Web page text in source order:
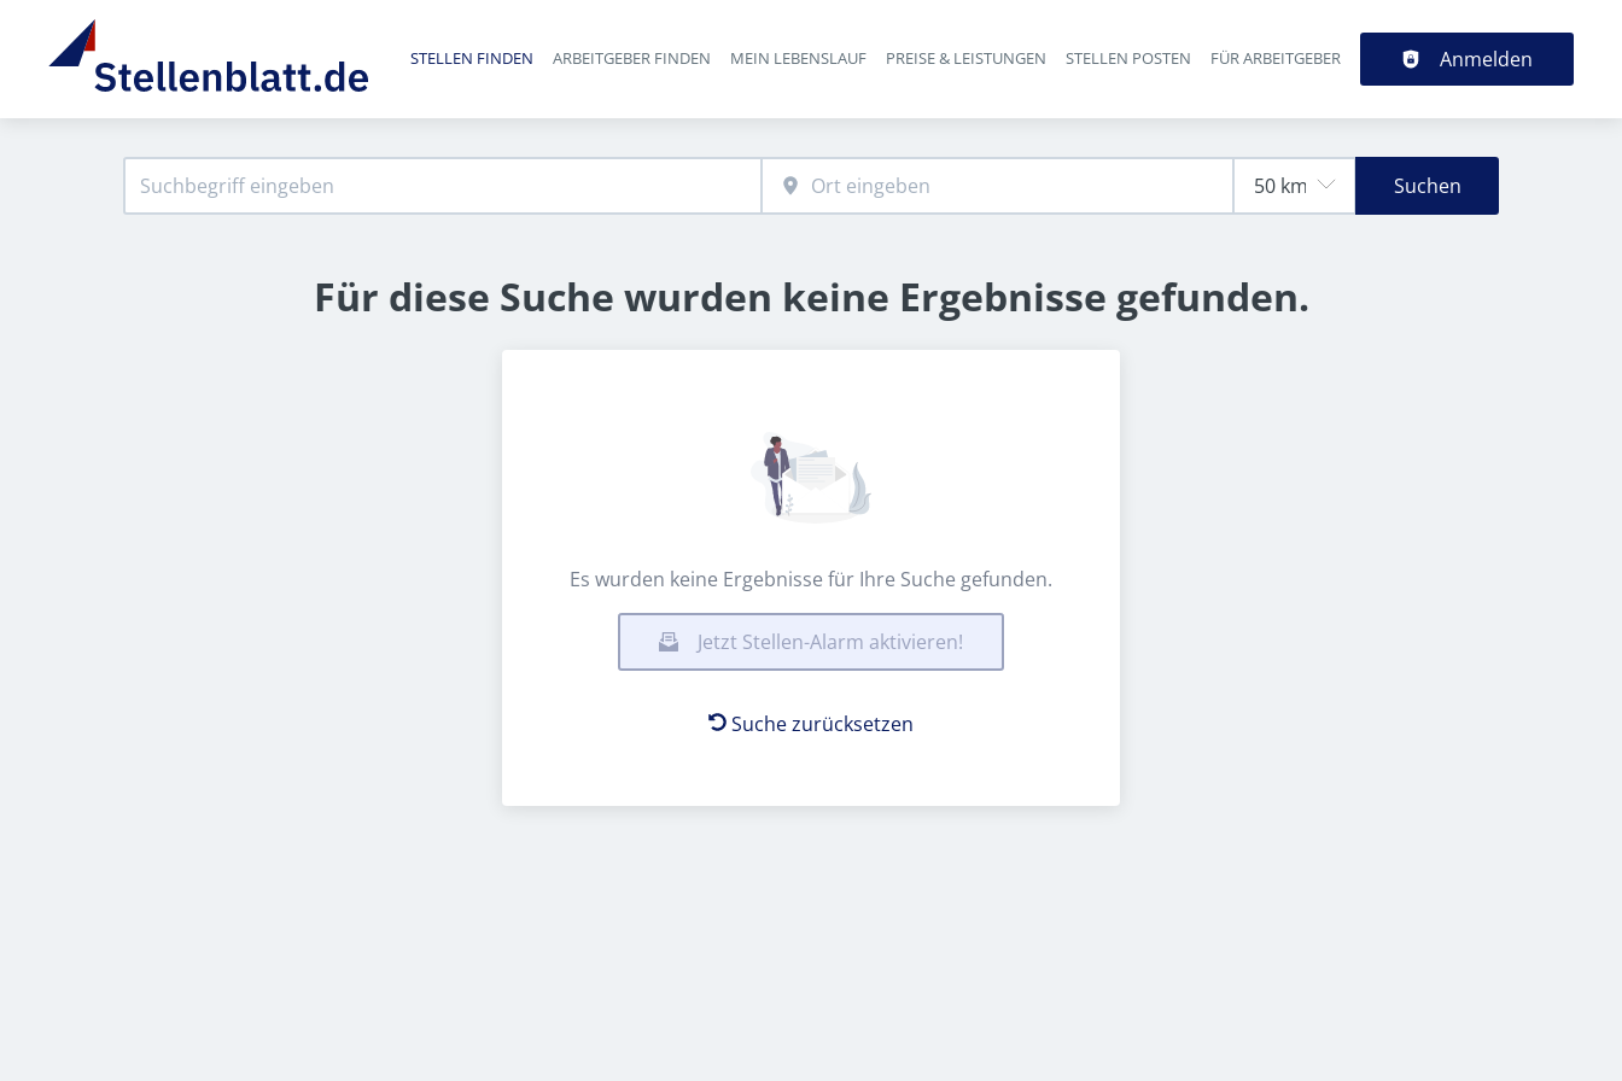
Haupt-Navigation
STELLEN FINDEN ARBEITGEBER FINDEN MEIN LEBENSLAUF PREISE & LEISTUNGEN STELLEN POSTEN FÜR ARBEITGEBER Anmelden
Suchen
Für diese Suche wurden keine Ergebnisse gefunden.
Es wurden keine Ergebnisse für Ihre Suche gefunden.
Jetzt Stellen-Alarm aktivieren!
Suche zurücksetzen